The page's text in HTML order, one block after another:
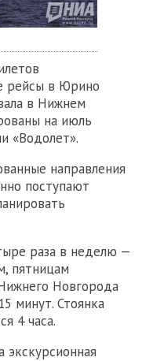
рейсы в Юрино
в Нижнем
на июль
«Водолет».
направления
поступают
раза в неделю —
пятницам
Новгорода
минут. Стоянка
4 часа.
экскурсионная